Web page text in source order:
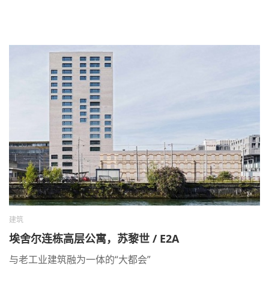
建筑
埃舍尔连栋高层公寓，苏黎世 / E2A
与老工业建筑融为一体的“大都会”